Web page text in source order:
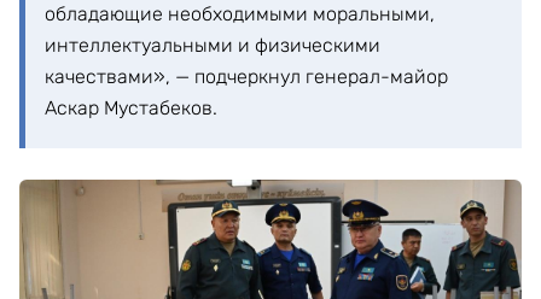
обладающие необходимыми моральными,
интеллектуальными и физическими
качествами», — подчеркнул генерал-майор
Аскар Мустабеков.